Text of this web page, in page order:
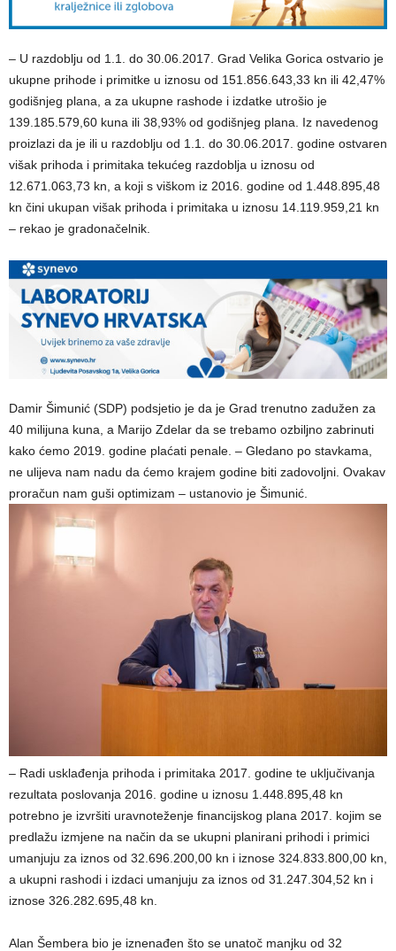
– U razdoblju od 1.1. do 30.06.2017. Grad Velika Gorica ostvario je
ukupne prihode i primitke u iznosu od 151.856.643,33 kn ili 42,47%
godišnjeg plana, a za ukupne rashode i izdatke utrošio je
139.185.579,60 kuna ili 38,93% od godišnjeg plana. Iz navedenog
proizlazi da je ili u razdoblju od 1.1. do 30.06.2017. godine ostvaren
višak prihoda i primitaka tekućeg razdoblja u iznosu od
12.671.063,73 kn, a koji s viškom iz 2016. godine od 1.448.895,48
kn čini ukupan višak prihoda i primitaka u iznosu 14.119.959,21 kn
– rekao je gradonačelnik.
Damir Šimunić (SDP) podsjetio je da je Grad trenutno zadužen za
40 milijuna kuna, a Marijo Zdelar da se trebamo ozbiljno zabrinuti
kako ćemo 2019. godine plaćati penale. – Gledano po stavkama,
ne ulijeva nam nadu da ćemo krajem godine biti zadovoljni. Ovakav
proračun nam guši optimizam – ustanovio je Šimunić.
– Radi usklađenja prihoda i primitaka 2017. godine te uključivanja
rezultata poslovanja 2016. godine u iznosu 1.448.895,48 kn
potrebno je izvršiti uravnoteženje financijskog plana 2017. kojim se
predlažu izmjene na način da se ukupni planirani prihodi i primici
umanjuju za iznos od 32.696.200,00 kn i iznose 324.833.800,00 kn,
a ukupni rashodi i izdaci umanjuju za iznos od 31.247.304,52 kn i
iznose 326.282.695,48 kn.
Alan Šembera bio je iznenađen što se unatoč manjku od 32